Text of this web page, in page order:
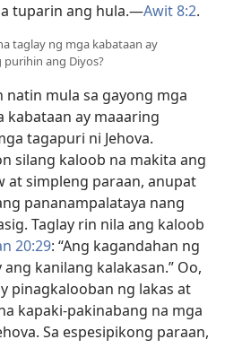
tuparin ang hula.​—Awit 8:2.
taglay ng mga kabataan ay
purihin ang Diyos?
mula sa gayong mga
kabataan ay maaaring
tagapuri ni Jehova.
silang kaloob na makita ang
at simpleng paraan, anupat
pananampalataya nang
Taglay rin nila ang kaloob
20:29: “Ang kagandahan ng
kanilang kalakasan.” Oo,
pinagkalooban ng lakas at
kapaki-pakinabang na mga
Sa espesipikong paraan,